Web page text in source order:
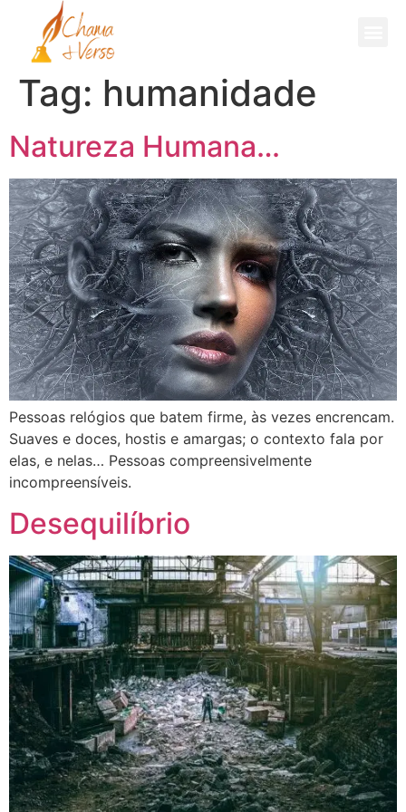
Tag: humanidade
Natureza Humana…
Pessoas relógios que batem firme, às vezes encrencam.
Suaves e doces, hostis e amargas; o contexto fala por
elas, e nelas… Pessoas compreensivelmente
incompreensíveis.
Desequilíbrio